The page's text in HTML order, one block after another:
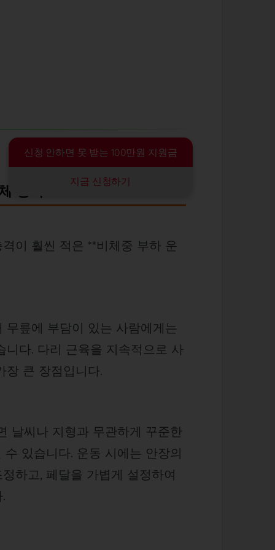
신청 안하면 못 받는 100만원 지원금
지금 신청하기
강화
이 훨씬 적은 **비체중 부하 운
릎에 부담이 있는 사람에게는
다. 다리 근육을 지속적으로 사
장 큰 장점입니다.
날씨나 지형과 무관하게 꾸준한
있습니다. 운동 시에는 안장의
하고, 페달을 가볍게 설정하여